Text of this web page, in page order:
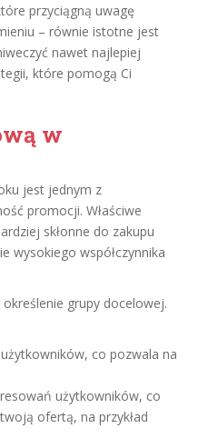
przyciągną uwagę
– równie istotne jest
nawet najlepiej
które pomogą Ci
w
jest jednym z
promocji. Właściwe
skłonne do zakupu
wysokiego współczynnika
grupy docelowej.
co pozwala na
użytkowników, co
ofertą, na przykład